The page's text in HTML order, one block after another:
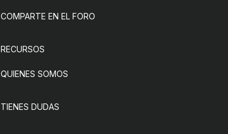
COMPARTE EN EL FORO
RECURSOS
QUIENES SOMOS
TIENES DUDAS